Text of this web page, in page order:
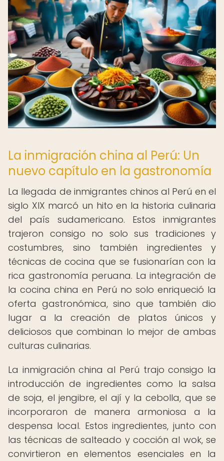
La inmigración china al Perú: Un
nuevo capítulo en la gastronomía
La llegada de inmigrantes chinos al Perú en el
siglo XIX marcó un hito en la historia culinaria
del país sudamericano. Estos inmigrantes
trajeron consigo no solo sus tradiciones y
costumbres, sino también ingredientes y
técnicas de cocina que se fusionarían con la
rica gastronomía peruana. La integración de
la cocina china en Perú no solo enriqueció la
oferta gastronómica, sino que también dio
lugar a la creación de platos únicos y
deliciosos que combinan lo mejor de ambas
culturas culinarias.
La inmigración china al Perú trajo consigo la
introducción de ingredientes como la salsa
de soja, el jengibre, el ají y la cebolla, que se
incorporaron de manera armoniosa a la
despensa local. Estos ingredientes, junto con
las técnicas de salteado y cocción al wok, se
convirtieron en elementos esenciales en la